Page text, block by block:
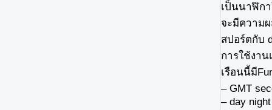
เป็นนาฬิก
จะมีความ
สปอร์ตกับ
การใช้งา
เรือนนี้มี
– GMT
– day